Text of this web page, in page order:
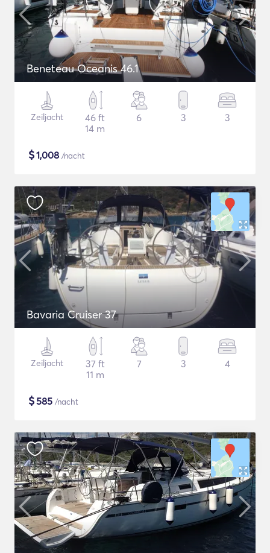
Beneteau Oceanis 46.1
Zeiljacht
46 ft
14 m
6 3 3
$1,008 /nacht
Bavaria Cruiser 37
Zeiljacht
37 ft
11 m
7 3 4
$585 /nacht